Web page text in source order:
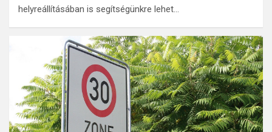
helyreállításában is segítségünkre lehet…